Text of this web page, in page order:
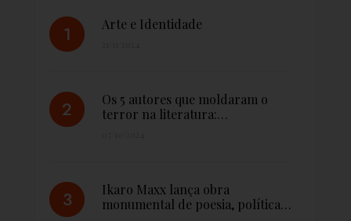
Arte e Identidade
Os 5 autores que moldaram o
terror na literatura:…
Ikaro Maxx lança obra
monumental de poesia, política…